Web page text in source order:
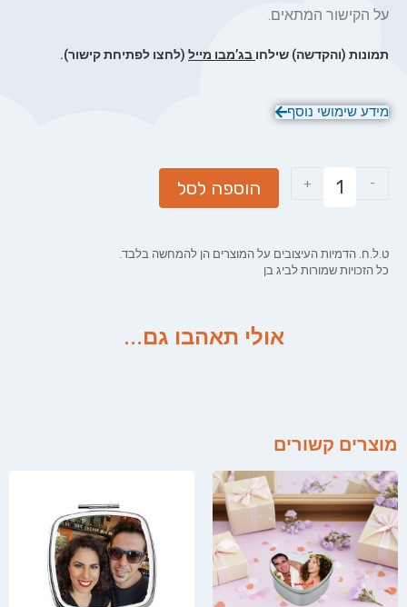
על הקישור המתאים.
תמונות (והקדשה) שילחו בג’מבו מייל (לחצו לפתיחת קישור).
מידע שימושי נוסף
-
+ הוספה לסל
ט.ל.ח. הדמיות העיצובים על המוצרים הן להמחשה בלבד.
כל הזכויות שמורות לביג בן
אולי תאהבו גם...
מוצרים קשורים